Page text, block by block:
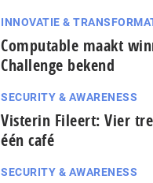
INNOVATIE &
Computable maakt
Challenge bekend
SECURITY & AWARENESS
Visterin Fileert: Vier
één café
SECURITY & AWARENESS